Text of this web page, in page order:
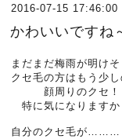
2016-07-15 17:46:00
かわいいですね
まだまだ梅雨が明け
クセ毛の方はもう少
顔周りのクセ！
特に気になりますか
自分のクセ毛が………